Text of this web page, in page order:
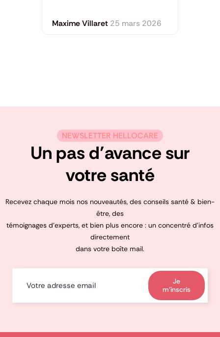
Maxime Villaret 25 mars 2026
NEWSLETTER HELLOCARE
Un pas d’avance sur
votre santé
Recevez chaque mois nos nouveautés, des conseils santé & bien-
être, des
témoignages d’experts, et bien plus encore : un concentré d’infos
directement
dans votre boîte mail.
Je
m'inscris